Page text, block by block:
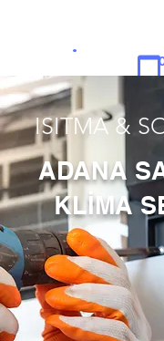
.
ISITMA &
ADANA
KLİMA